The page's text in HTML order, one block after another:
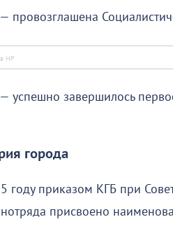
провозглашена
успешно завершилось
города
году приказом КГБ при
присвоено